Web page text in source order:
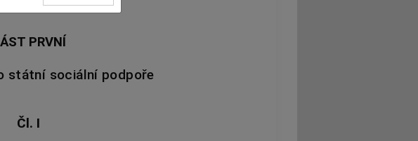
PRVNÍ
státní sociální podpoře
Čl. I